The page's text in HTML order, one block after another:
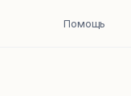
Помощь